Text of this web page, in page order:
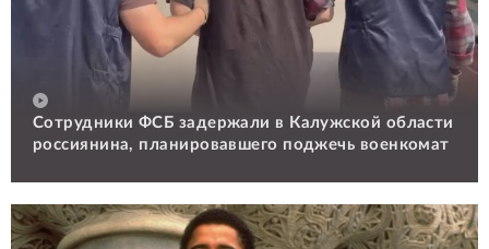
Сотрудники ФСБ задержали в Калужской области
россиянина, планировавшего поджечь военкомат